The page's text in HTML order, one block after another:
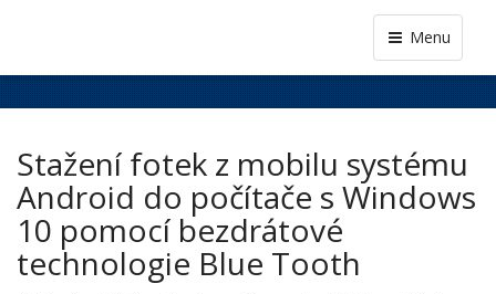
Menu
Stažení fotek z mobilu systému
Android do počítače s Windows
10 pomocí bezdrátové
technologie Blue Tooth